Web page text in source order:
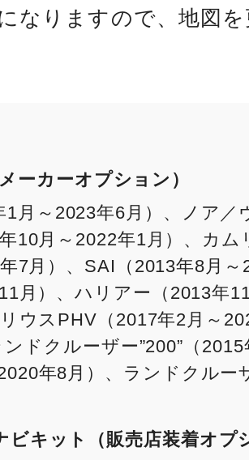
なりますので、地図を
ーカーオプション）
月～2023年6月）、ノア／
10月～2022年1月）、カム
7月）、SAI（2013年8月
月）、ハリアー（2013年
ウスPHV（2017年2月～
ドクルーザー”200”（2015
年8月）、ランドクルー
キット（販売店装着オプ